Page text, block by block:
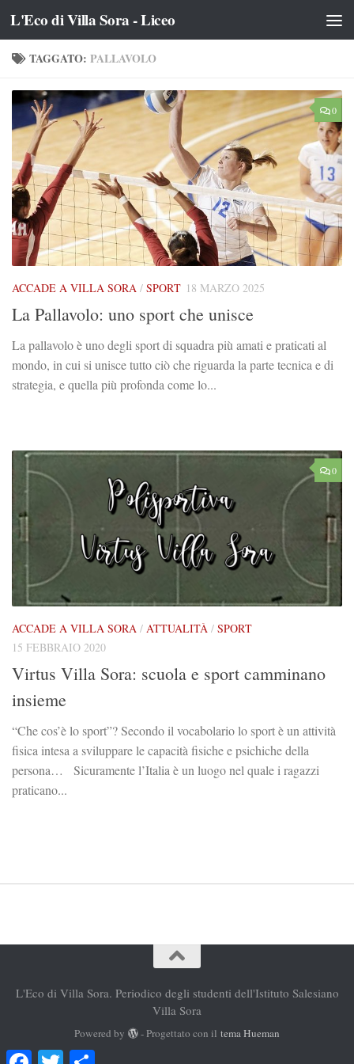
Salta al contenuto
L'Eco di Villa Sora - Liceo
TAGGATO: PALLAVOLO
0
ACCADE A VILLA SORA / SPORT 18 MARZO 2025
La Pallavolo: uno sport che unisce
La pallavolo è uno degli sport di squadra più amati e praticati al
mondo, in cui si unisce tutto ciò che riguarda la parte tecnica e di
strategia, e quella più profonda come lo...
0
ACCADE A VILLA SORA / ATTUALITÀ / SPORT
15 FEBBRAIO 2020
Virtus Villa Sora: scuola e sport camminano
insieme
“Che cos’è lo sport”? Secondo il vocabolario lo sport è un attività
fisica intesa a sviluppare le capacità fisiche e psichiche della
persona… Sicuramente l’Italia è un luogo nel quale i ragazzi
praticano...
L'Eco di Villa Sora. Periodico degli studenti dell'Istituto Salesiano
Villa Sora
Powered by - Progettato con iltema Hueman
FacebookTwitter